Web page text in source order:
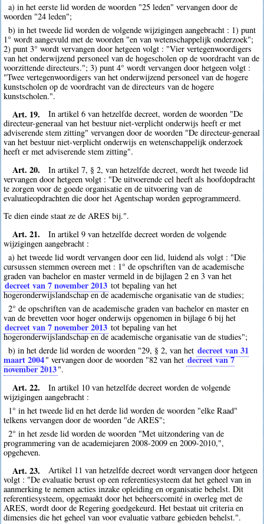
a) in het eerste lid worden de woorden "25 leden" vervangen door de
woorden "24 leden";
b) in het tweede lid worden de volgende wijzigingen aangebracht : 1) punt
1° wordt aangevuld met de woorden "en van wetenschappelijk onderzoek";
2) punt 3° wordt vervangen door hetgeen volgt : "Vier vertegenwoordigers
van het onderwijzend personeel van de hogescholen op de voordracht van de
voorzittende directeurs."; 3) punt 4° wordt vervangen door hetgeen volgt :
"Twee vertegenwoordigers van het onderwijzend personeel van de hogere
kunstscholen op de voordracht van de directeurs van de hogere
kunstscholen.".
Art. 19.
In artikel 6 van hetzelfde decreet, worden de woorden "De
directeur-generaal van het bestuur niet-verplicht onderwijs heeft er met
adviserende stem zitting" vervangen door de woorden "De directeur-generaal
van het bestuur niet-verplicht onderwijs en wetenschappelijk onderzoek
heeft er met adviserende stem zitting".
Art. 20.
In artikel 7, § 2, van hetzelfde decreet, wordt het tweede lid
vervangen door hetgeen volgt : "De uitvoerende cel heeft als hoofdopdracht
te zorgen voor de goede organisatie en de uitvoering van de
evaluatieopdrachten die door het Agentschap worden geprogrammeerd.
Te dien einde staat ze de ARES bij.".
Art. 21.
In artikel 9 van hetzelfde decreet worden de volgende
wijzigingen aangebracht :
a) het tweede lid wordt vervangen door een lid, luidend als volgt : "Die
cursussen stemmen overeen met : 1° de opschriften van de academische
graden van bachelor en master vermeld in de bijlagen 2 en 3 van het
decreet van 7 november 2013 tot bepaling van het
hogeronderwijslandschap en de academische organisatie van de studies;
2° de opschriften van de academische graden van bachelor en master en
van de brevetten voor hoger onderwijs opgenomen in bijlage 6 bij het
decreet van 7 november 2013 tot bepaling van het
hogeronderwijslandschap en de academische organisatie van de studies";
b) in het derde lid worden de woorden "29, § 2, van het decreet van 31
maart 2004" vervangen door de woorden "82 van het decreet van 7
november 2013".
Art. 22.
In artikel 10 van hetzelfde decreet worden de volgende
wijzigingen aangebracht :
1° in het tweede lid en het derde lid worden de woorden "elke Raad"
telkens vervangen door de woorden "de ARES";
2° in het zesde lid worden de woorden "Met uitzondering van de
programmering van de academiejaren 2008-2009 en 2009-2010,",
opgeheven.
Art. 23.
Artikel 11 van hetzelfde decreet wordt vervangen door hetgeen
volgt : "De evaluatie berust op een referentiesysteem dat het geheel van in
aanmerking te nemen acties inzake opleiding en organisatie behelst. Dit
referentiesysteem, opgemaakt door het beheerscomité in overleg met de
ARES, wordt door de Regering goedgekeurd. Het bestaat uit criteria en
dimensies die het geheel van voor evaluatie vatbare gebieden behelst.".